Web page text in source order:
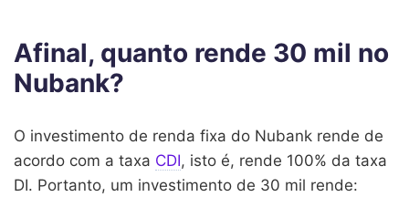
Afinal, quanto rende 30 mil no
Nubank?
O investimento de renda fixa do Nubank rende de
acordo com a taxa CDI, isto é, rende 100% da taxa
DI. Portanto, um investimento de 30 mil rende: